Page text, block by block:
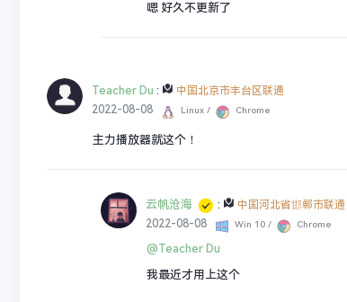
嗯 好久不更新了
Teacher Du :
中国北京市丰台区联通
2022-08-08
Linux / Chrome
主力播放器就这个！
云帆沧海 :
中国河北省邯郸市联通
2022-08-08
Win 10 / Chrome
@Teacher Du
我最近才用上这个